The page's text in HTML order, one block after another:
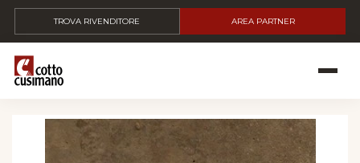
TROVA RIVENDITORE AREA PARTNER